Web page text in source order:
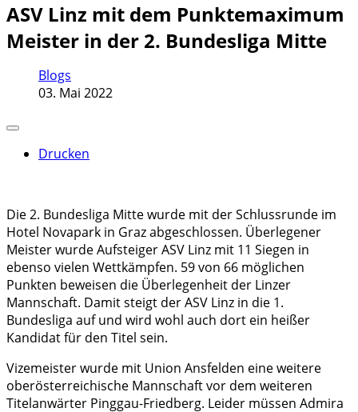
ASV Linz mit dem Punktemaximum
Meister in der 2. Bundesliga Mitte
Blogs
03. Mai 2022
Drucken
Die 2. Bundesliga Mitte wurde mit der Schlussrunde im
Hotel Novapark in Graz abgeschlossen. Überlegener
Meister wurde Aufsteiger ASV Linz mit 11 Siegen in
ebenso vielen Wettkämpfen. 59 von 66 möglichen
Punkten beweisen die Überlegenheit der Linzer
Mannschaft. Damit steigt der ASV Linz in die 1.
Bundesliga auf und wird wohl auch dort ein heißer
Kandidat für den Titel sein.
Vizemeister wurde mit Union Ansfelden eine weitere
oberösterreichische Mannschaft vor dem weiteren
Titelanwärter Pinggau-Friedberg. Leider müssen Admira